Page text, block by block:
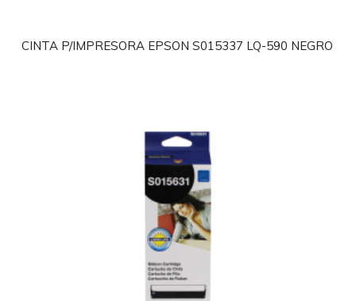
CINTA P/IMPRESORA EPSON S015337 LQ-590 NEGRO